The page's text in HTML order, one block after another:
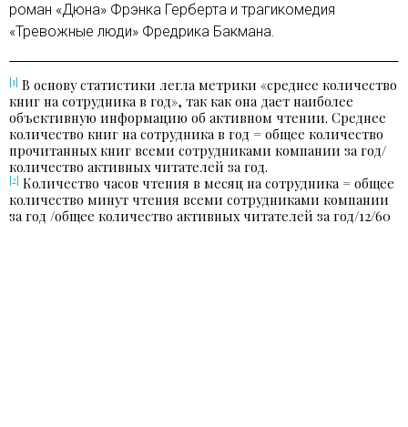
роман «Дюна» Фрэнка Герберта и трагикомедия
«Тревожные люди» Фредрика Бакмана.
[1] В основу статистики легла метрики «среднее количество
книг на сотрудника в год», так как она дает наиболее
объективную информацию об активном чтении. Среднее
количество книг на сотрудника в год = общее количество
прочитанных книг всеми сотрудниками компании за год/
количество активных читателей за год.
[2] Количество часов чтения в месяц на сотрудника = общее
количество минут чтения всеми сотрудниками компании
за год /общее количество активных читателей за год/12/60